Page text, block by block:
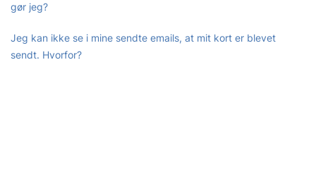
gør jeg?
Jeg kan ikke se i mine sendte emails, at mit kort er blevet
sendt. Hvorfor?